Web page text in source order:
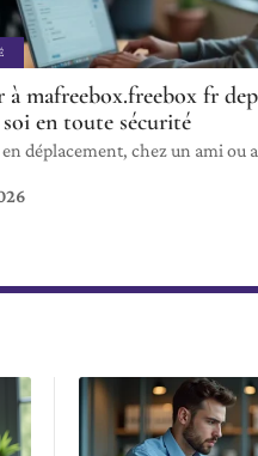
à mafreebox.freebox fr
soi en toute sécurité
en déplacement, chez un ami ou